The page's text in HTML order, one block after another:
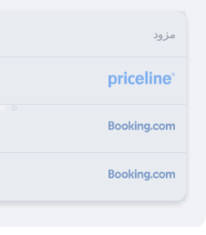
مزود